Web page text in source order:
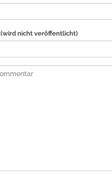
(wird nicht veröffentlicht)